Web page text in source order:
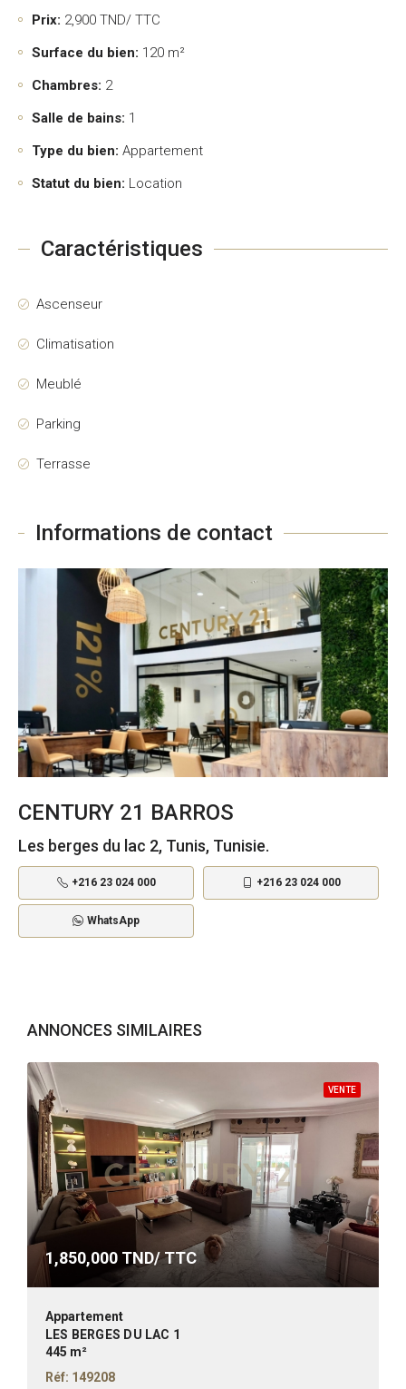
Prix: 2,900 TND/ TTC
Surface du bien: 120 m²
Chambres: 2
Salle de bains: 1
Type du bien: Appartement
Statut du bien: Location
Caractéristiques
Ascenseur
Climatisation
Meublé
Parking
Terrasse
Informations de contact
CENTURY 21 BARROS
Les berges du lac 2, Tunis, Tunisie.
+216 23 024 000 +216 23 024 000
WhatsApp
ANNONCES SIMILAIRES
VENTE
1,850,000 TND/ TTC
Appartement
LES BERGES DU LAC 1
445 m²
Réf: 149208